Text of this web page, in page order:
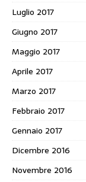
Luglio 2017
Giugno 2017
Maggio 2017
Aprile 2017
Marzo 2017
Febbraio 2017
Gennaio 2017
Dicembre 2016
Novembre 2016